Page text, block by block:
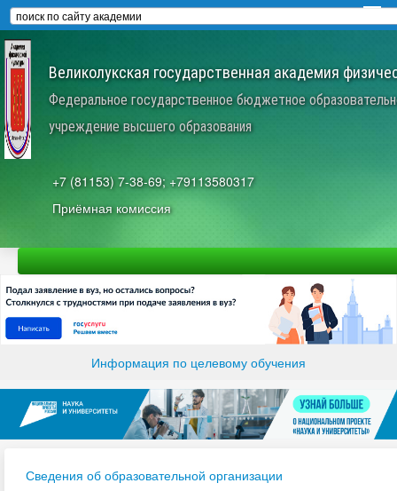
Великолукская государственная академия
Федеральное государственное бюджетное
учреждение высшего образования
+7 (81153) 7-38-69; +79113580317
Приёмная комиссия
Информация по целевому обучения
Сведения об образовательной организации